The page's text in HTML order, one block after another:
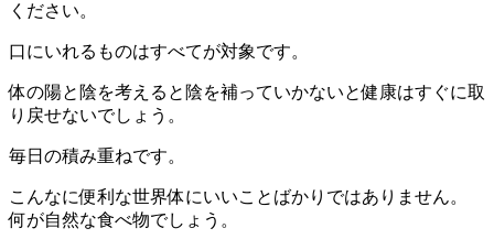
ください。
口にいれるものはすべてが対象です。
体の陽と陰を考えると陰を補っていかないと健康はすぐに取
り戻せないでしょう。
毎日の積み重ねです。
こんなに便利な世界体にいいことばかりではありません。
何が自然な食べ物でしょう。